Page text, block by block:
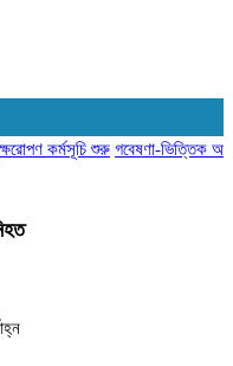
কর্মসূচি শুরু গবেষণা-ভিত্তিক আচরণ